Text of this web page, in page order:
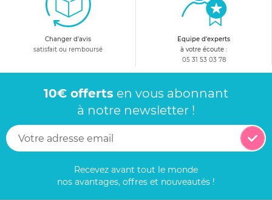
Changer d'avis
satisfait ou remboursé
Equipe d'experts
à votre écoute :
05 31 53 03 78
10€ offerts en vous abonnant
à notre newsletter !
Recevez avant tout le monde
nos avantages, offres et nouveautés !